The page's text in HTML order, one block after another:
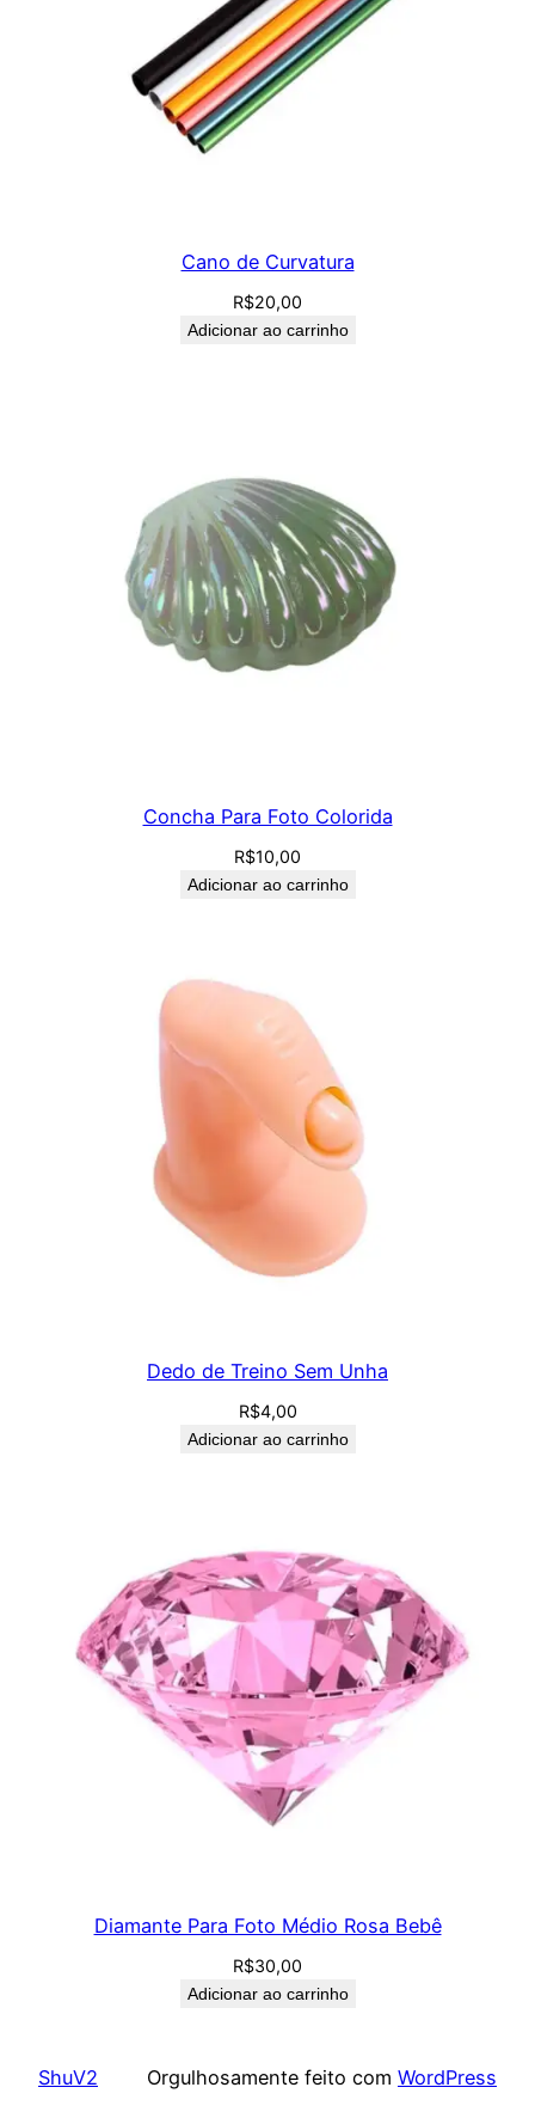
Cano de Curvatura
R$20,00
Adicionar ao carrinho
Concha Para Foto Colorida
R$10,00
Adicionar ao carrinho
Dedo de Treino Sem Unha
R$4,00
Adicionar ao carrinho
Diamante Para Foto Médio Rosa Bebê
R$30,00
Adicionar ao carrinho
ShuV2 Orgulhosamente feito com WordPress